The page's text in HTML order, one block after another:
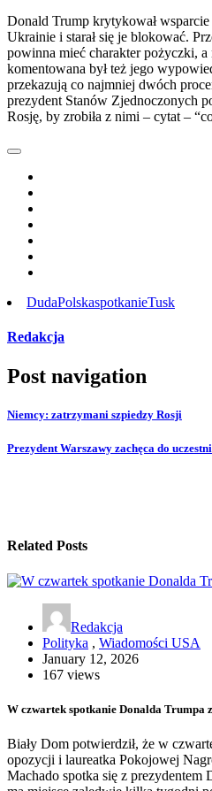
Donald Trump krytykował
Ukrainie i starał się je blokować.
powinna mieć charakter pożyczki,
komentowana był też jego
przekazują co najmniej dwóch
prezydent Stanów Zjednoczonych
Rosję, by zrobiła z nimi – cytat –
DudaPolskaspotkanieTusk
Redakcja
Post navigation
Niemcy: zatrzymani szpiedzy Rosji
Prezydent Warszawy zachęca do
Related Posts
Redakcja
Polityka , Wiadomości USA
January 12, 2026
167 views
W czwartek spotkanie Donalda Trumpa
Biały Dom potwierdził, że w
opozycji i laureatka Pokojowej
Machado spotka się z prezydentem